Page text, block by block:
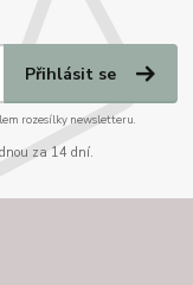
Přihlásit se
rozesílky newsletteru.
za 14 dní.